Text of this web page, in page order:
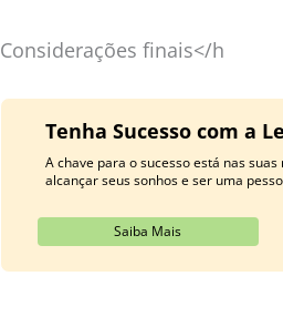
Considerações finais</h
Tenha Sucesso com a
A chave para o sucesso está nas
alcançar seus sonhos e ser uma
Saiba Mais